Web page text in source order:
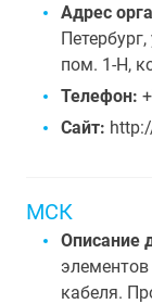
Адрес
пом. 1-Н,
Телефон:
Сайт:
МСК
Описание
кабеля.